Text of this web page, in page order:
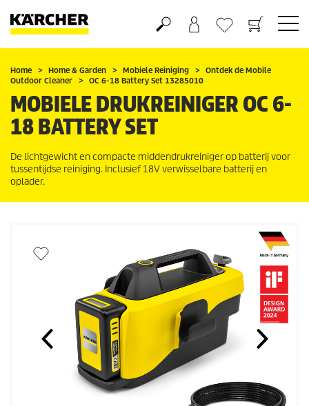
Boodschappenmandje
Verlanglijstje
Home Home & Garden Mobiele Reiniging
Ontdek de Mobile
Outdoor Cleaner
OC 6-18 Battery Set 13285010
MOBIELE DRUKREINIGER OC 6-
18 BATTERY SET
De lichtgewicht en compacte middendrukreiniger op batterij voor
tussentijdse reiniging. Inclusief 18V verwisselbare batterij en
oplader.